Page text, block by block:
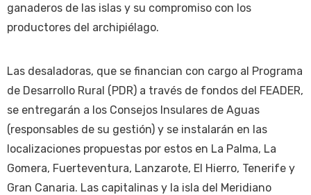
ganaderos de las islas y su compromiso con los
productores del archipiélago.
Las desaladoras, que se financian con cargo al Programa
de Desarrollo Rural (PDR) a través de fondos del FEADER,
se entregarán a los Consejos Insulares de Aguas
(responsables de su gestión) y se instalarán en las
localizaciones propuestas por estos en La Palma, La
Gomera, Fuerteventura, Lanzarote, El Hierro, Tenerife y
Gran Canaria. Las capitalinas y la isla del Meridiano